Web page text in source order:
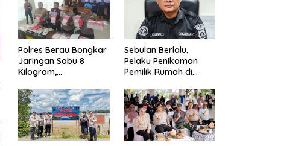
Polres Berau Bongkar
Jaringan Sabu 8
Kilogram,
dari Dalam Lapas
Tarakan
Sebulan Berlalu,
Pelaku Penikaman
Pemilik Rumah di
Diburu Polisi